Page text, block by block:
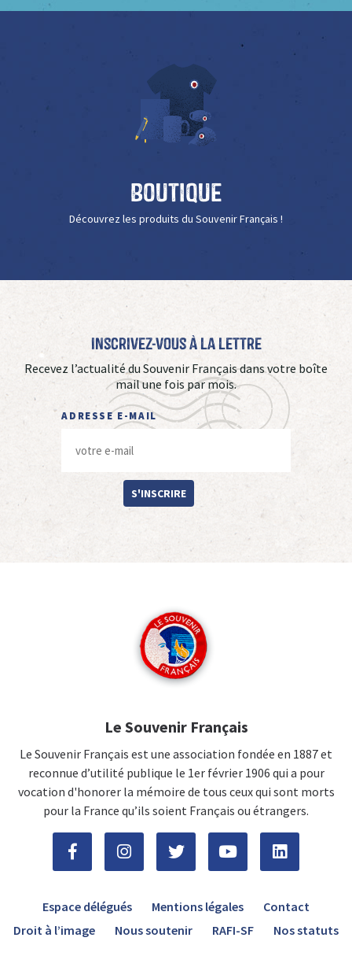
Boutique
Découvrez les produits du Souvenir Français !
Inscrivez-vous à La Lettre
Recevez l’actualité du Souvenir Français dans votre boîte
mail une fois par mois.
ADRESSE E-MAIL
S'INSCRIRE
Le Souvenir Français
Le Souvenir Français est une association fondée en 1887 et
reconnue d’utilité publique le 1er février 1906 qui a pour
vocation d'honorer la mémoire de tous ceux qui sont morts
pour la France qu’ils soient Français ou étrangers.
Espace délégués Mentions légales
Contact
Droit à l’image
Nous soutenir RAFI-SF Nos statuts